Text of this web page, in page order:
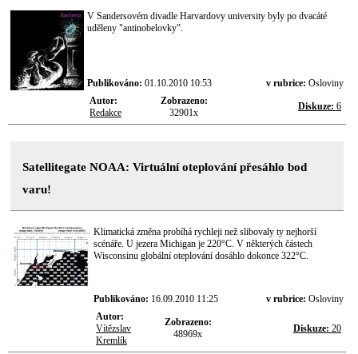
V Sandersovém divadle Harvardovy university byly po dvacáté
uděleny "antinobelovky".
Publikováno: 01.10.2010 10:53 v rubrice: Osloviny
Autor:
Redakce
Zobrazeno:
32901x
Diskuze: 6
Satellitegate NOAA: Virtuální oteplování přesáhlo bod
varu!
Klimatická změna probíhá rychleji než slibovaly ty nejhorší
scénáře. U jezera Michigan je 220°C. V některých částech
Wisconsinu globální oteplování dosáhlo dokonce 322°C.
Publikováno: 16.09.2010 11:25 v rubrice: Osloviny
Autor:
Vítězslav
Kremlík
Zobrazeno:
48969x
Diskuze: 20